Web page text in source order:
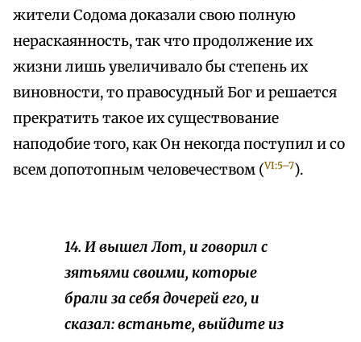
жители Содома доказали свою полную
нераскаянность, так что продолжение их
жизни лишь увеличивало бы степень их
виновности, то правосудный Бог и решается
прекратить такое их существование
наподобие того, как Он некогда поступил и со
всем допотопным человечеством (VI:5–7).
14. И вышел Лот, и говорил с
зятьями своими, которые
брали за себя дочерей его, и
сказал: встаньте, выйдите из